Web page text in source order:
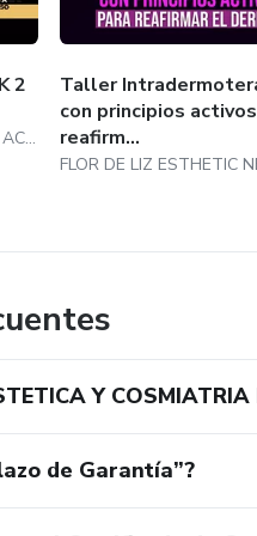
✔ Certificado del Gran
✔ Acceso a Grupos VIP en
👩‍⚕️ ¿Eres esteticista,
Si deseas actualizar tus
Este diplomado es para ti.
🇨🇴✨ Estudia en la mejor
2
FLOR DE LIZ ESTHETIC NEW ACADEMY SAS
Taller
con principios
reafirm...
Y COSMIATRIA
de Garantía”?